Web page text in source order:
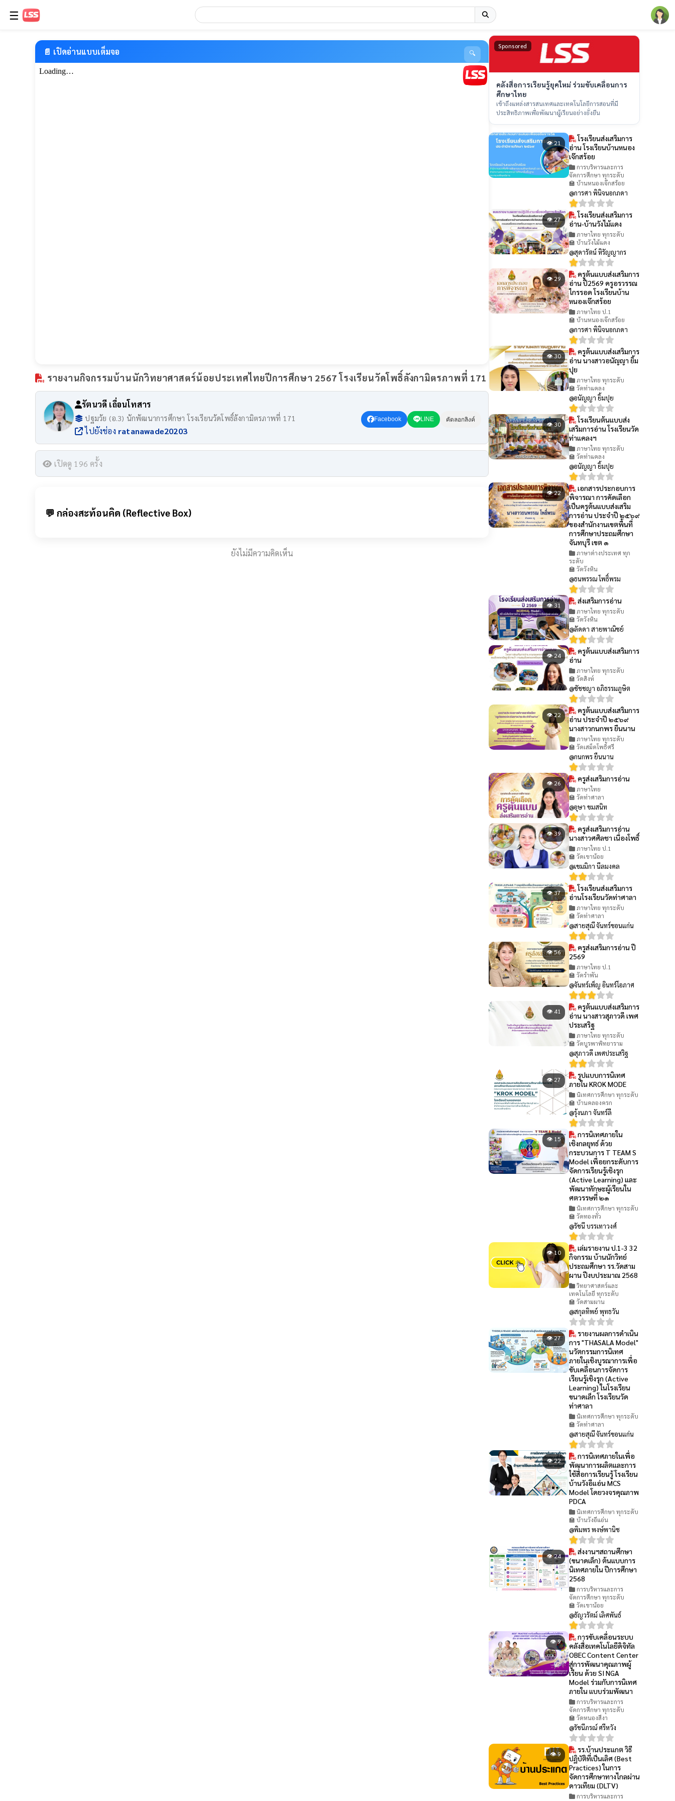
☰
📄 เปิดอ่านแบบเต็มจอ 🔍
รายงานกิจกรรมบ้านนักวิทยาศาสตร์น้อยประเทศไทยปีการศึกษา 2567 โรงเรียนวัดโพธิ์ลังกามิตรภาพที่ 171
รัตนวดี เถื่อนโทสาร
ปฐมวัย (อ.3) นักพัฒนาการศึกษา โรงเรียนวัดโพธิ์ลังกามิตรภาพที่ 171
ไปยังช่อง ratanawade20203
Facebook LINE คัดลอกลิงค์
เปิดดู 196 ครั้ง
💬 กล่องสะท้อนคิด (Reflective Box)
ยังไม่มีความคิดเห็น
Sponsored
คลังสื่อการเรียนรู้ยุคใหม่ ร่วมขับเคลื่อนการ
ศึกษาไทย
เข้าถึงแหล่งสารสนเทศและเทคโนโลยีการสอนที่มี
ประสิทธิภาพเพื่อพัฒนาผู้เรียนอย่างยั่งยืน
👁 21
โรงเรียนส่งเสริมการ
อ่าน โรงเรียนบ้านหนอง
เจ๊กสร้อย
การบริหารและการ
จัดการศึกษา ทุกระดับ
🏫 บ้านหนองเจ๊กสร้อย
@การศา พินิจนอกภดา
👁 27
โรงเรียนส่งเสริมการ
อ่าน-บ้านวังไม้แดง
ภาษาไทย ทุกระดับ
🏫 บ้านวังไม้แดง
@สุดารัตน์ หิรัญญากร
👁 29
ครูต้นแบบส่งเสริมการ
อ่าน ปี2569 ครูอรวรรณ
ไกรรอด โรงเรียนบ้าน
หนองเจ๊กสร้อย
ภาษาไทย ป.1
🏫 บ้านหนองเจ๊กสร้อย
@การศา พินิจนอกภดา
👁 30
ครูต้นแบบส่งเสริมการ
อ่าน นางสาวอนัญญา ยิ้ม
ปุย
ภาษาไทย ทุกระดับ
🏫 วัดท่าแคลง
@อนัญญา ยิ้มปุย
👁 30
โรงเรียนต้นแบบส่ง
เสริมการอ่าน โรงเรียนวัด
ท่าแคลงฯ
ภาษาไทย ทุกระดับ
🏫 วัดท่าแคลง
@อนัญญา ยิ้มปุย
👁 22
เอกสารประกอบการ
พิจารณา การคัดเลือก
เป็นครูต้นแบบส่งเสริม
การอ่าน ประจำปี ๒๕๖๙
ของสำนักงานเขตพื้นที่
การศึกษาประถมศึกษา
จันทบุรี เขต ๑
ภาษาต่างประเทศ ทุก
ระดับ
🏫 วัดวังหิน
@ธนพรรณ โพธิ์พรม
👁 31 ส่งเสริมการอ่าน
ภาษาไทย ทุกระดับ
🏫 วัดวังหิน
@ลัดดา สายพาณิชย์
👁 24
ครูต้นแบบส่งเสริมการ
อ่าน
ภาษาไทย ทุกระดับ
🏫 วัดสิงห์
@ชัชชญา อภิธรรมภูษิต
👁 22
ครูต้นแบบส่งเสริมการ
อ่าน ประจำปี ๒๕๖๙
นางสาวกนกพร ยืนนาน
ภาษาไทย ทุกระดับ
🏫 วัดเสม็ดโพธิ์ศรี
@กนกพร ยืนนาน
👁 26 ครูส่งเสริมการอ่าน
ภาษาไทย
🏫 วัดท่าศาลา
@อุษา ขมสนิท
👁 39
ครูส่งเสริมการอ่าน
นางสาวศศิลชา เนื่องโพธิ์
ภาษาไทย ป.1
🏫 วัดเขาน้อย
@เขมมิกา นีลมงคล
👁 37
โรงเรียนส่งเสริมการ
อ่านโรงเรียนวัดท่าศาลา
ภาษาไทย ทุกระดับ
🏫 วัดท่าศาลา
@สายสุณี จันทร์ขอนแก่น
👁 56
ครูส่งเสริมการอ่าน ปี
2569
ภาษาไทย ป.1
🏫 วัดรำพัน
@จันทร์เพ็ญ อินทร์โอภาศ
👁 41
ครูต้นแบบส่งเสริมการ
อ่าน นางสาวสุภาวดี เพศ
ประเสริฐ
ภาษาไทย ทุกระดับ
🏫 วัดบูรพาพิทยาราม
@สุภาวดี เพศประเสริฐ
👁 27
รูปแบบการนิเทศ
ภายใน KROK MODE
นิเทศการศึกษา ทุกระดับ
🏫 บ้านคลองครก
@รุ้งนภา จันทร์ลี
👁 15
การนิเทศภายใน
เชิงกลยุทธ์ ด้วย
กระบวนการ T TEAM S
Model เพื่อยกระดับการ
จัดการเรียนรู้เชิงรุก
(Active Learning) และ
พัฒนาทักษะผู้เรียนใน
ศตวรรษที่ ๒๑
นิเทศการศึกษา ทุกระดับ
🏫 วัดทองทั่ว
@รัชนี บรรเทาวงศ์
👁 10
เล่มรายงาน ป.1-3 32
กิจกรรม บ้านนักวิทย์
ประถมศึกษา รร.วัดสาม
ผาน ปีงบประมาณ 2568
วิทยาศาสตร์และ
เทคโนโลยี ทุกระดับ
🏫 วัดสามผาน
@สกุลทิพย์ พุทธวัน
👁 27
รายงานผลการดำเนิน
การ "THASALA Model"
นวัตกรรมการนิเทศ
ภายในเชิงบูรณาการเพื่อ
ขับเคลื่อนการจัดการ
เรียนรู้เชิงรุก (Active
Learning) ในโรงเรียน
ขนาดเล็ก โรงเรียนวัด
ท่าศาลา
นิเทศการศึกษา ทุกระดับ
🏫 วัดท่าศาลา
@สายสุณี จันทร์ขอนแก่น
👁 22
การนิเทศภายในเพื่อ
พัฒนาการผลิตและการ
ใช้สื่อการเรียนรู้ โรงเรียน
บ้านวังอีแอ่น MCS
Model โดยวงจรคุณภาพ
PDCA
นิเทศการศึกษา ทุกระดับ
🏫 บ้านวังอีแอ่น
@พิมพร พงษ์พานิช
👁 24
ส่งงานฯสถานศึกษา
(ขนาดเล็ก) ต้นแบบการ
นิเทศภายใน ปีการศึกษา
2568
การบริหารและการ
จัดการศึกษา ทุกระดับ
🏫 วัดเขาน้อย
@ธัญวรัตม์ เลิศพันธ์
👁 9
การขับเคลื่อนระบบ
คลังสื่อเทคโนโลยีดิจิทัล
OBEC Content Center
สู่การพัฒนาคุณภาพผู้
เรียน ด้วย SI NGA
Model ร่วมกับการนิเทศ
ภายใน แบบร่วมพัฒนา
การบริหารและการ
จัดการศึกษา ทุกระดับ
🏫 วัดหนองสีงา
@รัชนีภรณ์ ศรีหวัง
👁 9
รร.บ้านประแกต วิธี
ปฏิบัติที่เป็นเลิศ (Best
Practices) ในการ
จัดการศึกษาทางไกลผ่าน
ดาวเทียม (DLTV)
การบริหารและการ